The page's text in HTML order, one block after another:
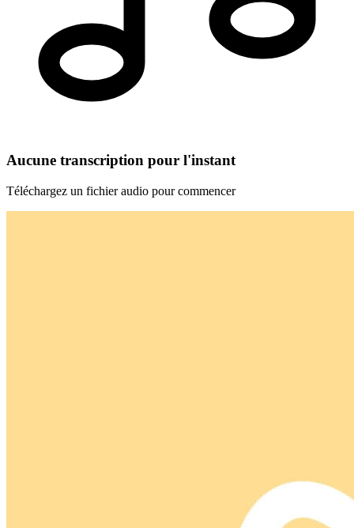
Aucune transcription pour l'instant
Téléchargez un fichier audio pour commencer